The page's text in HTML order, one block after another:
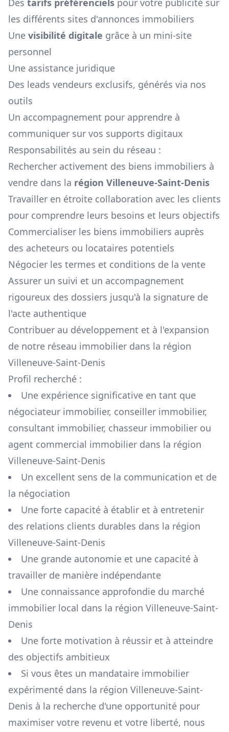
Des tarifs préférenciels pour votre publicité sur
les différents sites d'annonces immobiliers
Une visibilité digitale grâce à un mini-site
personnel
Une assistance juridique
Des leads vendeurs exclusifs, générés via nos
outils
Un accompagnement pour apprendre à
communiquer sur vos supports digitaux
Responsabilités au sein du réseau :
Rechercher activement des biens immobiliers à
vendre dans la région Villeneuve-Saint-Denis
Travailler en étroite collaboration avec les clients
pour comprendre leurs besoins et leurs objectifs
Commercialiser les biens immobiliers auprès
des acheteurs ou locataires potentiels
Négocier les termes et conditions de la vente
Assurer un suivi et un accompagnement
rigoureux des dossiers jusqu'à la signature de
l'acte authentique
Contribuer au développement et à l'expansion
de notre réseau immobilier dans la région
Villeneuve-Saint-Denis
Profil recherché :
Une expérience significative en tant que
négociateur immobilier, conseiller immobilier,
consultant immobilier, chasseur immobilier ou
agent commercial immobilier dans la région
Villeneuve-Saint-Denis
Un excellent sens de la communication et de
la négociation
Une forte capacité à établir et à entretenir
des relations clients durables dans la région
Villeneuve-Saint-Denis
Une grande autonomie et une capacité à
travailler de manière indépendante
Une connaissance approfondie du marché
immobilier local dans la région Villeneuve-Saint-
Denis
Une forte motivation à réussir et à atteindre
des objectifs ambitieux
Si vous êtes un mandataire immobilier
expérimenté dans la région Villeneuve-Saint-
Denis à la recherche d'une opportunité pour
maximiser votre revenu et votre liberté, nous